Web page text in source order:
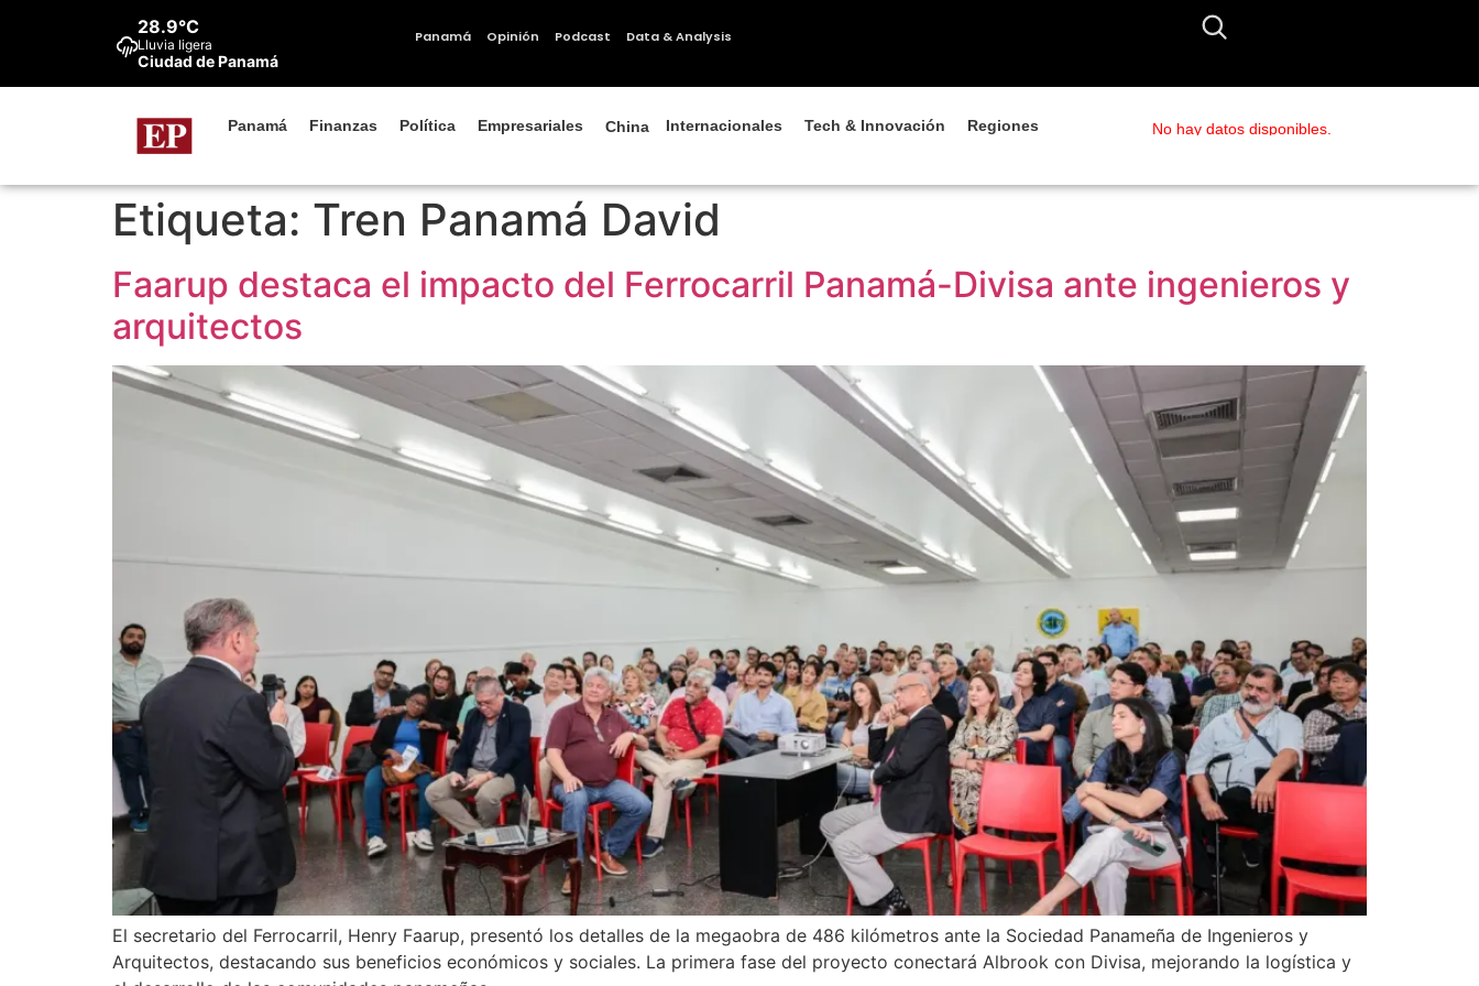
28.9°C
Lluvia ligera
Ciudad de Panamá
Panamá Opinión Podcast Data & Analysis
Panamá Finanzas Política Empresariales China Internacionales Tech & Innovación Regiones No hay datos disponibles.
Etiqueta: Tren Panamá David
Faarup destaca el impacto del Ferrocarril Panamá-Divisa ante ingenieros y
arquitectos
El secretario del Ferrocarril, Henry Faarup, presentó los detalles de la megaobra de 486 kilómetros ante la Sociedad Panameña de Ingenieros y
Arquitectos, destacando sus beneficios económicos y sociales. La primera fase del proyecto conectará Albrook con Divisa, mejorando la logística y